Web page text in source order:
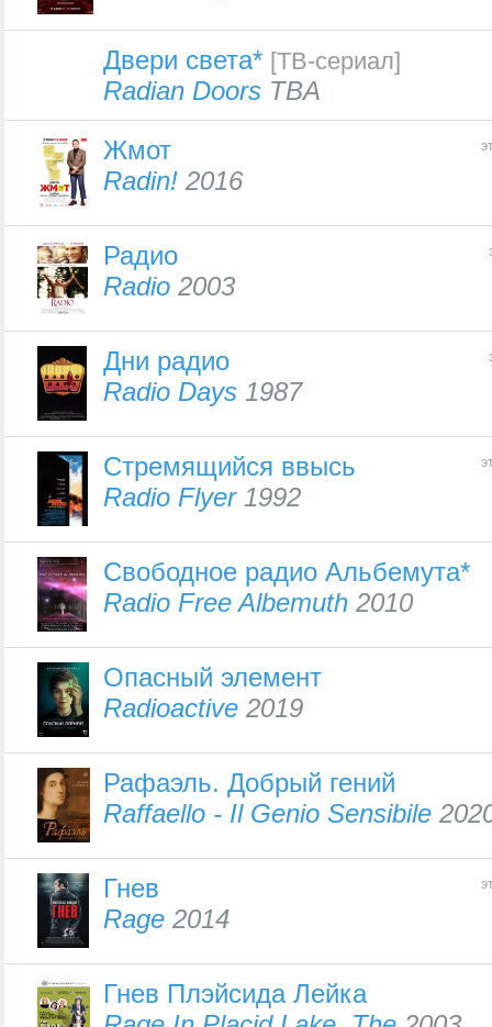
Двери света* [ТВ-сериал]
Radian Doors TBA
Жмот
Radin! 2016
Радио
Radio 2003
Дни радио
Radio Days 1987
Стремящийся ввысь
Radio Flyer1992
Свободное радио Альбемута*
Radio Free Albemuth 2010
Опасный элемент
Radioactive 2019
Рафаэль. Добрый гений
Raffaello - Il Genio Sensibile
Гнев
Rage 2014
Гнев Плэйсида Лейка